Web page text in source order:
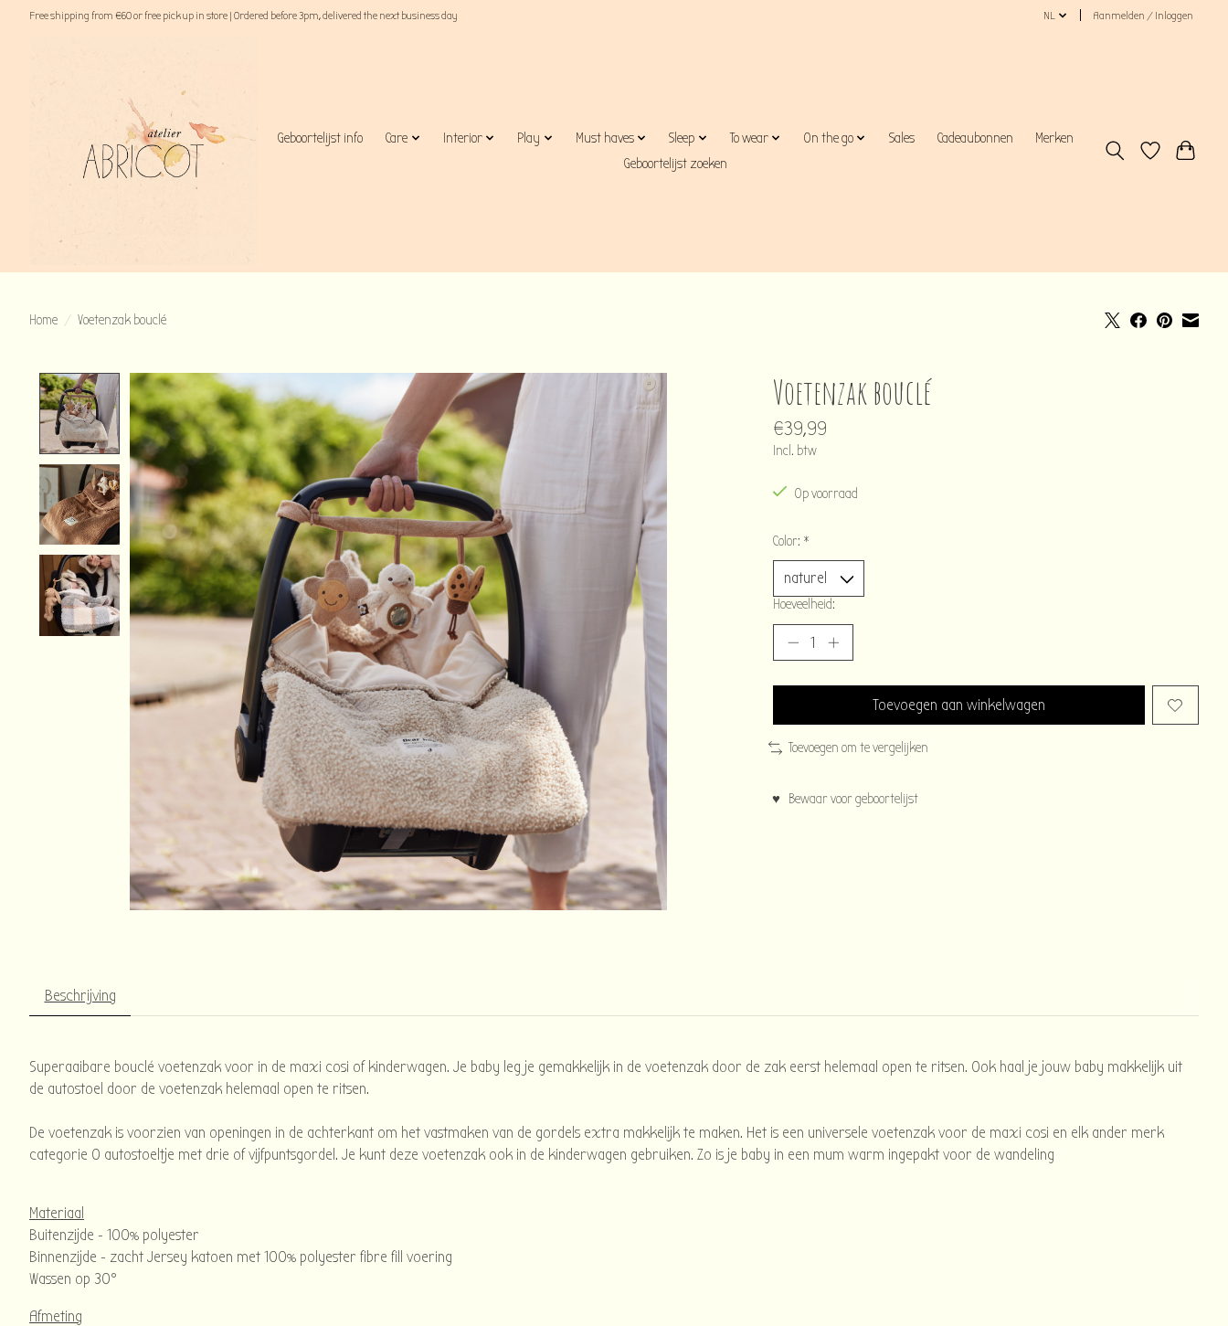
Free shipping from €60 or free pick up in store | Ordered before 3pm, delivered the next business day NL Aanmelden / Inloggen
Geboortelijst info Care Interior Play Must haves Sleep To wear On the go Sales Cadeaubonnen
Merken
Geboortelijst zoeken
Home / Voetenzak bouclé
Product image slideshow Items Voetenzak bouclé
€39,99
Incl. btw
Op voorraad
Color: *
Hoeveelheid:
Toevoegen aan winkelwagen
Toevoegen om te vergelijken
♥ Bewaar voor geboortelijst
Beschrijving
Superaaibare bouclé voetenzak voor in de maxi cosi of kinderwagen. Je baby leg je gemakkelijk in de voetenzak door de zak eerst helemaal open te ritsen. Ook haal je jouw baby makkelijk uit
de autostoel door de voetenzak helemaal open te ritsen.
De voetenzak is voorzien van openingen in de achterkant om het vastmaken van de gordels extra makkelijk te maken. Het is een universele voetenzak voor de maxi cosi en elk ander merk
categorie 0 autostoeltje met drie of vijfpuntsgordel. Je kunt deze voetenzak ook in de kinderwagen gebruiken. Zo is je baby in een mum warm ingepakt voor de wandeling
Materiaal
Buitenzijde - 100% polyester
Binnenzijde - zacht Jersey katoen met 100% polyester fibre fill voering
Wassen op 30°
Afmeting